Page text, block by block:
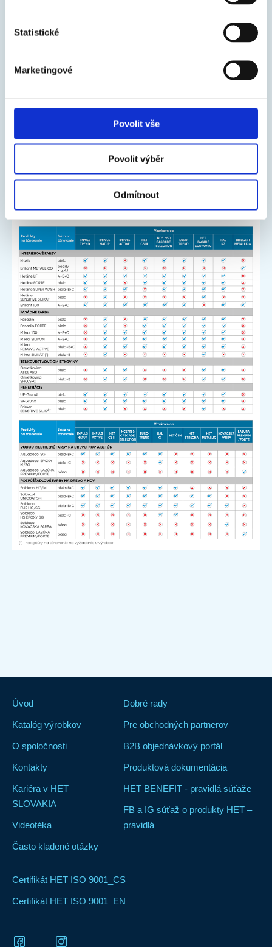
Statistické
Marketingové
Povolit vše
Povolit výběr
Odmítnout
Fasádne farby akrylátové a silikónové
Vodou riediteľné farby na drevo a kov
Lazúry na drevo
Epoxidové dvojzložkové farby
Polyuretánové dvojzložkové farby
Úvod
Katalóg výrobkov
O spoločnosti
Kontakty
Kariéra v HET
SLOVAKIA
Videotéka
Často kladené otázky
Dobré rady
Pre obchodných partnerov
B2B objednávkový portál
Produktová dokumentácia
HET BENEFIT - pravidlá súťaže
FB a IG súťaž o produkty HET –
pravidlá
Certifikát HET ISO 9001_CS
Certifikát HET ISO 9001_EN